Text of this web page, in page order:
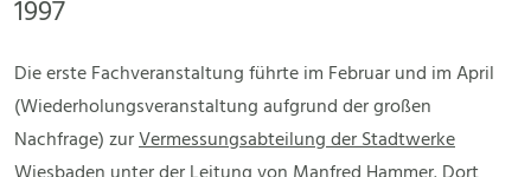
1997
Die erste Fachveranstaltung führte im Februar und im April
(Wiederholungsveranstaltung aufgrund der großen
Nachfrage) zurVermessungsabteilung der Stadtwerke